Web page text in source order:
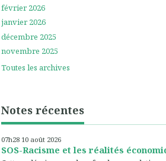
février 2026
janvier 2026
décembre 2025
novembre 2025
Toutes les archives
Notes récentes
07h28 10 août 2026
SOS-Racisme et les réalités